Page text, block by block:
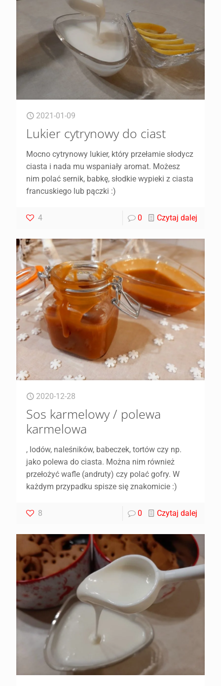
2021-01-09
Lukier cytrynowy do ciast
Mocno cytrynowy lukier, który przełamie słodycz
ciasta i nada mu wspaniały aromat. Możesz
nim polać sernik, babkę, słodkie wypieki z ciasta
francuskiego lub pączki :)
4 0 Czytaj dalej
2020-12-28
Sos karmelowy / polewa
karmelowa
, lodów, naleśników, babeczek, tortów czy np.
jako polewa do ciasta. Można nim również
przełożyć wafle (andruty) czy polać gofry. W
każdym przypadku spisze się znakomicie :)
8 0 Czytaj dalej